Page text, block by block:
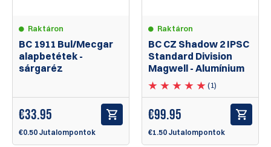
Raktáron
BC 1911 Bul/Mecgar
alapbetétek -
sárgaréz
€33.95
€0.50 Jutalompontok
Raktáron
BC CZ Shadow 2 IPSC
Standard Division
Magwell - Alumínium
(1)
€99.95
€1.50 Jutalompontok